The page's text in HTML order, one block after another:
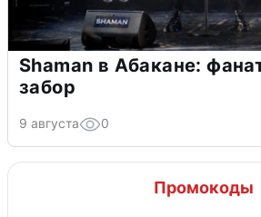
Shaman в Абакане:
забор
9 августа 0
Промокоды